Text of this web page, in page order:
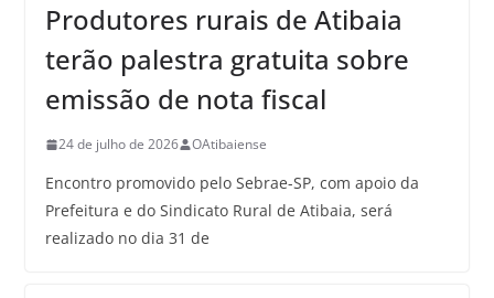
Produtores rurais de Atibaia
terão palestra gratuita sobre
emissão de nota fiscal
24 de julho de 2026 OAtibaiense
Encontro promovido pelo Sebrae-SP, com apoio da
Prefeitura e do Sindicato Rural de Atibaia, será
realizado no dia 31 de